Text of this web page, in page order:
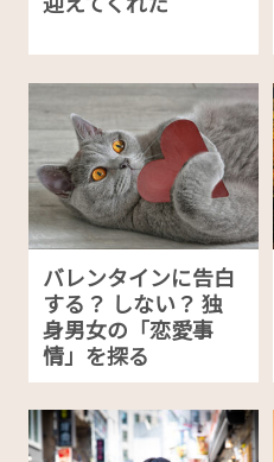
バレンタインに告白
する？ しない？ 独
身男女の「恋愛事
情」を探る